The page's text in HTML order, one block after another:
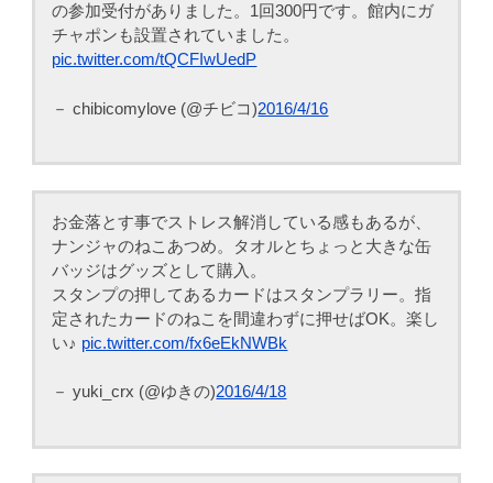
の参加受付がありました。1回300円です。館内にガ
チャポンも設置されていました。
pic.twitter.com/tQCFIwUedP
－ chibicomylove (@チビコ)2016/4/16
お金落とす事でストレス解消している感もあるが、
ナンジャのねこあつめ。タオルとちょっと大きな缶
バッジはグッズとして購入。
スタンプの押してあるカードはスタンプラリー。指
定されたカードのねこを間違わずに押せばOK。楽し
い♪ pic.twitter.com/fx6eEkNWBk
－ yuki_crx (@ゆきの)2016/4/18